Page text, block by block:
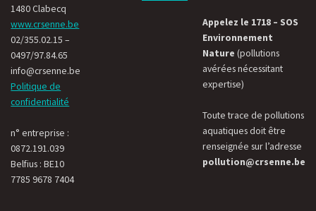
1480 Clabecq
www.crsenne.be
02/355.02.15 –
0497/97.84.65
info@crsenne.be
Politique de
confidentialité
n° entreprise :
0872.191.039
Belfius : BE10
7785 9678 7404
Appelez le 1718 – SOS
Environnement
Nature (pollutions
avérées nécessitant
expertise)
Toute trace de pollutions
aquatiques doit être
renseignée sur l’adresse
pollution@crsenne.be